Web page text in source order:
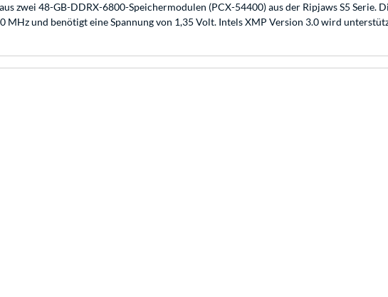
zwei 48-GB-DDRX-6800-Speichermodulen (PCX-54400) aus der Ripjaws S5 Serie.
MHz und benötigt eine Spannung von 1,35 Volt. Intels XMP Version 3.0 wird